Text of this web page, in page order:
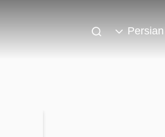
Persian